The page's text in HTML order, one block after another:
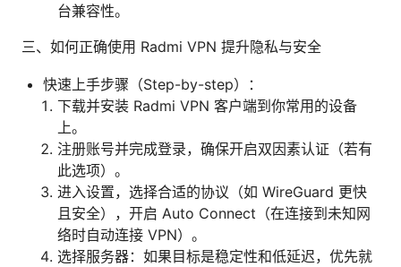
台兼容性。
三、如何正确使用 Radmi VPN 提升隐私与安全
快速上手步骤（Step-by-step）：
下载并安装 Radmi VPN 客户端到你常用的设备
上。
注册账号并完成登录，确保开启双因素认证（若有
此选项）。
进入设置，选择合适的协议（如 WireGuard 更快
且安全），开启 Auto Connect（在连接到未知网
络时自动连接 VPN）。
选择服务器：如果目标是稳定性和低延迟，优先就